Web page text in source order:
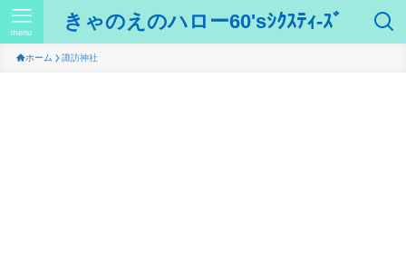
きゃのえのハロー60'sｼｸｽﾃｨ-ｽﾞ
menu
ホーム 諏訪神社